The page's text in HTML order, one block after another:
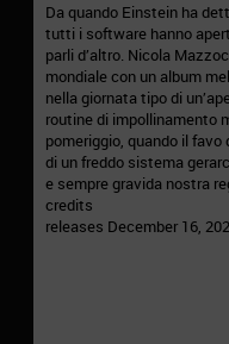
Da quando Einstein ha
tutti i software hanno
parli d’altro. Nicola
mondiale con un album
nella giornata tipo di
routine di impollinamento
pomeriggio, quando il
di un freddo sistema
e sempre gravida nostra
credits
releases December 16,